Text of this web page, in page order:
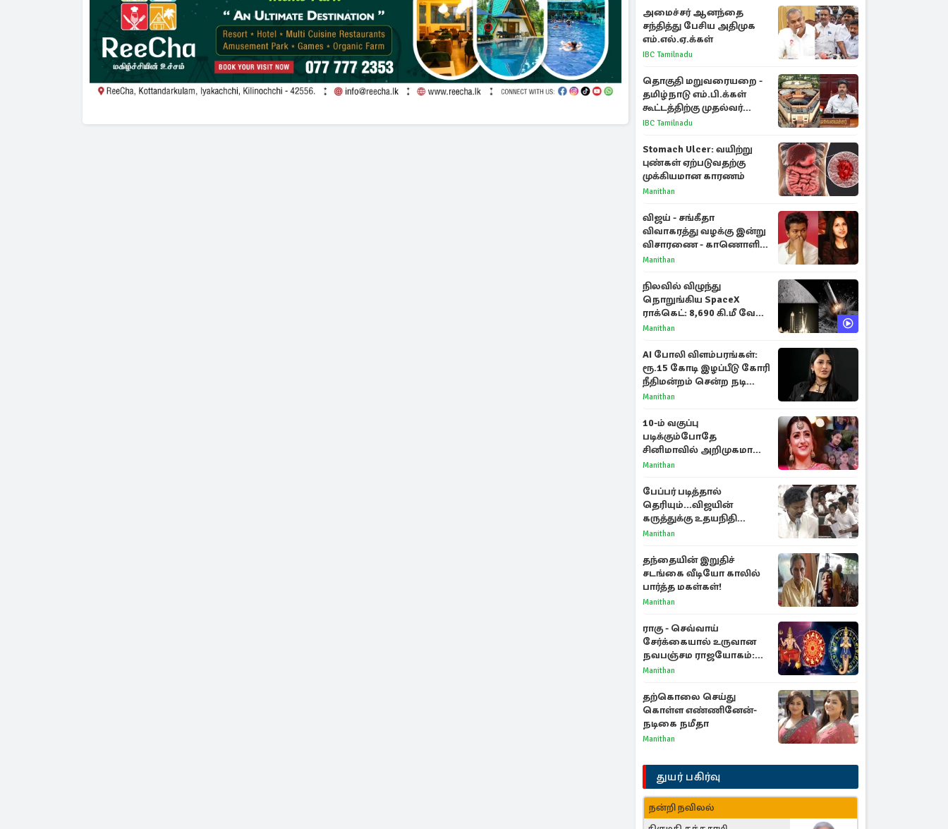
அமைச்சர் ஆனந்தை
சந்தித்து பேசிய அதிமுக
எம்.எல்.ஏ.க்கள்
IBC Tamilnadu
தொகுதி மறுவரையறை -
தமிழ்நாடு எம்.பி.க்கள்
கூட்டத்திற்கு முதல்வர்
விஜய் அழைப்பு
IBC Tamilnadu
Stomach Ulcer: வயிற்று
புண்கள் ஏற்படுவதற்கு
முக்கியமான காரணம்
Manithan
விஜய் - சங்கீதா
விவாகரத்து வழக்கு இன்று
விசாரணை - காணொளி
மூலம் ஆஜராக வாய்ப்பு
Manithan
நிலவில் விழுந்து
நொறுங்கிய SpaceX
ராக்கெட்: 8,690 கி.மீ வேக
மோதலால் உருவான புதிய
Manithan
AI போலி விளம்பரங்கள்:
ரூ.15 கோடி இழப்பீடு கோரி
நீதிமன்றம் சென்ற நடிகை
ஸ்ருதி ஹாசன்!
Manithan
10-ம் வகுப்பு
படிக்கும்போதே
சினிமாவில் அறிமுகமான
த்ரிஷா! உண்மையை
காந்தி
Manithan
பேப்பர் படித்தால்
தெரியும்...விஜயின்
கருத்துக்கு உதயநிதி
பதிலடி - பேரவையில்
Manithan
தந்தையின் இறுதிச்
சடங்கை வீடியோ காலில்
பார்த்த மகள்கள்!
Manithan
ராகு - செவ்வாய்
சேர்க்கையால் உருவான
நவபஞ்சம ராஜயோகம்:
அதிர்ஷ்டம் பெறும் 3
Manithan
தற்கொலை செய்து
கொள்ள எண்ணினேன்-
நடிகை நமீதா
Manithan
துயர் பகிர்வு
நன்றி நவிலல்